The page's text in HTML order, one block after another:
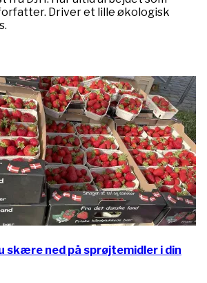
Driver et lille økologisk
skære ned på sprøjtemidler i din